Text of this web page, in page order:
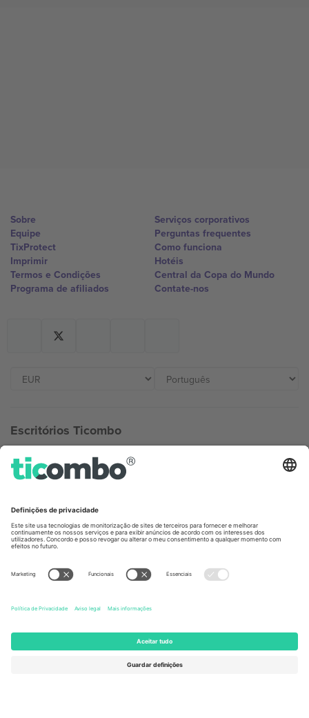
Sobre
Equipe
TixProtect
Imprimir
Termos e Condições
Programa de afiliados
Serviços corporativos
Perguntas frequentes
Como funciona
Hotéis
Central da Copa do Mundo
Contate-nos
Escritórios Ticombo
Germany
Unter den Linden 24, 10117
United States
Newark, Delaware 19713, United
Switzerland
Engelberg, Switzerland
Bulgaria
Regus Sofia City West, bul
Totleben 53-55, 1606 Sofia,
UAE Dubai Silicon Oasis, DDP
Building A1, Office 302, Dubai,
United Arab Emirates